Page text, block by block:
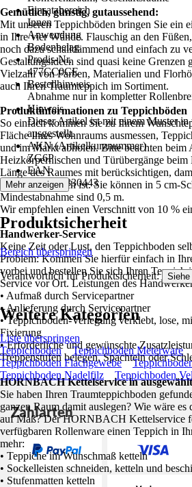
Einsatzbereich
Innen
Anwendung
Bodenbelag
Prodis-Nr.
477CC0CE
Bestellhinweis
Abnahme nur in kompletter
Hinweis
Dieser Artikel ist mit einem Muster in
ausgestellt.
AKN (Artikelkurznummer)
ZG6P
EAN
2007006330443
Gemütlich, günstig, gutaussehend:
Mit unseren Teppichböden bringen Sie ein
in Ihre vier Wände. Flauschig an den
noch dazu schalldämmend und einfach zu
Gestaltungsideen sind quasi keine Grenzen
Vielzahl von Farben, Materialien und
auch Ihren Traumteppich im Sortiment.
Produktinformationen zu Teppichböden
So einfach kommen Sie zu Ihrem
Fläche Ihres Wohnraums ausmessen,
und im Markt abholen. Bitte beachten beim
Heizkörpernischen und Türübergänge beim
Länge des Raumes mit berücksichtigen,
Verlegen möglich ist. Sie können in 5 cm-
Mindestabnahme sind 0,5 m.
Wir empfehlen einen Verschnitt von 10 %
Handwerker-Service
Keine Zeit oder Lust, den Teppichboden
Problem: Kommen Sie hierfür einfach in
vorbei und bestellen Sie sich Ihren
Service vor Ort. Leistungen des
• Aufmaß durch Servicepartner
• Anlieferung durch Servicepartner
• Teppichboden-Verlegung verklebt, lose,
Fixierung
• Erforderliche und gewünschte
Treppenstufen belegen, Spachteln oder
HORNBACH Kettelservice in
Sie haben Ihren Traumteppichboden
ganzen Raum damit auslegen? Wie wäre
auf Maß? Der HORNBACH Kettelservice
verfügbaren Rollenware einen Teppich in
mehr:
• Teppiche im Wunschmaß ketteln
• Sockelleisten schneiden, ketteln und
• Stufenmatten ketteln
Mehr anzeigen
Produktsicherheit
Bereich überspringen
Verantwortlich für Produktsicherheit: Siehe
Weitere Kategorien
Liste überspringen
Teppichboden
Teppichboden Meterware
Teppichboden Flachgewebe
Teppichboden Nadelfilz
Teppichboden
Zahlarten